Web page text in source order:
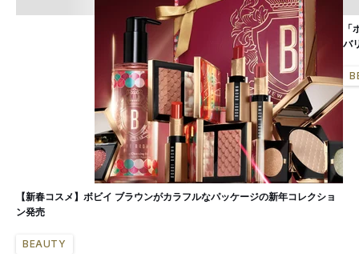
【新春コスメ】ボビイ ブラウンがカラフルなパッケージの新年コレクショ
ン発売
BEAUTY
バ